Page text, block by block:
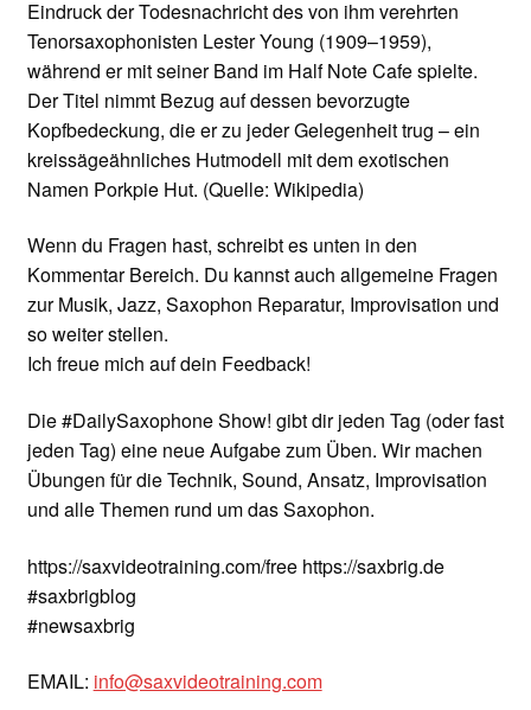
Eindruck der Todesnachricht des von ihm verehrten
Tenorsaxophonisten Lester Young (1909–1959),
während er mit seiner Band im Half Note Cafe spielte.
Der Titel nimmt Bezug auf dessen bevorzugte
Kopfbedeckung, die er zu jeder Gelegenheit trug – ein
kreissägeähnliches Hutmodell mit dem exotischen
Namen Porkpie Hut. (Quelle: Wikipedia)
Wenn du Fragen hast, schreibt es unten in den
Kommentar Bereich. Du kannst auch allgemeine Fragen
zur Musik, Jazz, Saxophon Reparatur, Improvisation und
so weiter stellen.
Ich freue mich auf dein Feedback!
Die #DailySaxophone Show! gibt dir jeden Tag (oder fast
jeden Tag) eine neue Aufgabe zum Üben. Wir machen
Übungen für die Technik, Sound, Ansatz, Improvisation
und alle Themen rund um das Saxophon.
https://saxvideotraining.com/free https://saxbrig.de
#saxbrigblog
#newsaxbrig
EMAIL: info@saxvideotraining.com